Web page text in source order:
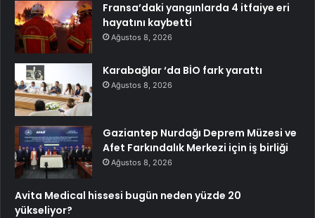
Fransa’daki yangınlarda 4 itfaiye eri
hayatını kaybetti
Ağustos 8, 2026
Karabağlar ‘da BİO fark yarattı
Ağustos 8, 2026
Gaziantep Nurdağı Deprem Müzesi ve
Afet Farkındalık Merkezi için iş birliği
Ağustos 8, 2026
Avita Medical hissesi bugün neden yüzde 20
yükseliyor?